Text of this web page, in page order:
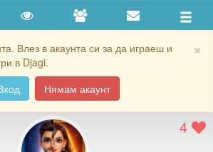
×
Влез в акаунта си за да играеш и
в Djagi.
Нямам акаунт
Петров 4